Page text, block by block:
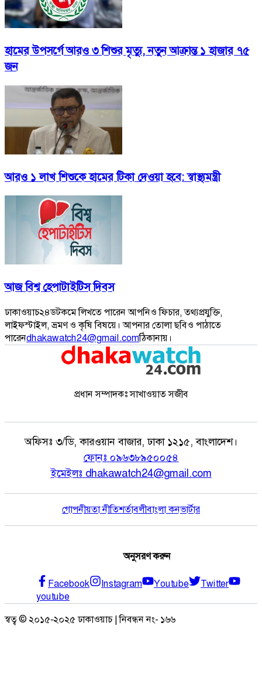
হামের উপসর্গে আরও ৩ শিশুর মৃত্যু, নতুন আক্রান্ত ১ হাজার ৭৫
জন
আরও ১ লাখ শিশুকে হামের টিকা দেওয়া হবে: স্বাস্থ্যমন্ত্রী
আজ বিশ্ব হেপাটাইটিস দিবস
ঢাকাওয়াচ২৪ডটকমে লিখতে পারেন আপনিও ফিচার, তথ্যপ্রযুক্তি,
লাইফস্টাইল, ভ্রমণ ও কৃষি বিষয়ে। আপনার তোলা ছবিও পাঠাতে
পারেনdhakawatch24@gmail.comঠিকানায়।
প্রধান সম্পাদকঃ সাখাওয়াত সজীব
অফিসঃ ৩/ডি, কারওয়ান বাজার, ঢাকা ১২১৫, বাংলাদেশ।
ফোনঃ ০৯৬৩৮৯৫০০৫৪
ইমেইলঃ dhakawatch24@gmail.com
গোপনীয়তা নীতিশর্তাবলীবাংলা কনভার্টার
অনুসরণ করুন
Facebook Instagram Youtube
Twitter
youtube
স্বত্ব © ২০১৫-২০২৫ ঢাকাওয়াচ | নিবন্ধন নং- ১৬৬